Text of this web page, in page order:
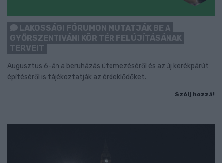
LAKOSSÁGI FÓRUMON MUTATJÁK BE A
GYŐRSZENTIVÁNI KÖR TÉR FELÚJÍTÁSÁNAK
TERVEIT
Augusztus 6-án a beruházás ütemezéséről és az új kerékpárút
építéséről is tájékoztatják az érdeklődőket.
Szólj hozzá!